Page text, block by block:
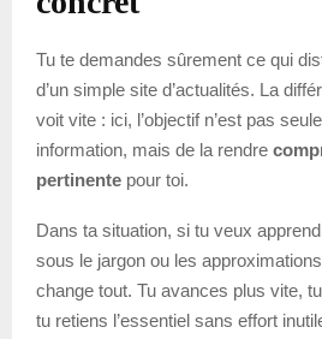
Tu te demandes sûrement ce qui
d’un simple site d’actualités. La
voit vite : ici, l’objectif n’est pas
information, mais de la rendre
pertinente pour toi.
Dans ta situation, si tu veux
sous le jargon ou les
change tout. Tu avances plus vite,
tu retiens l’essentiel sans effort